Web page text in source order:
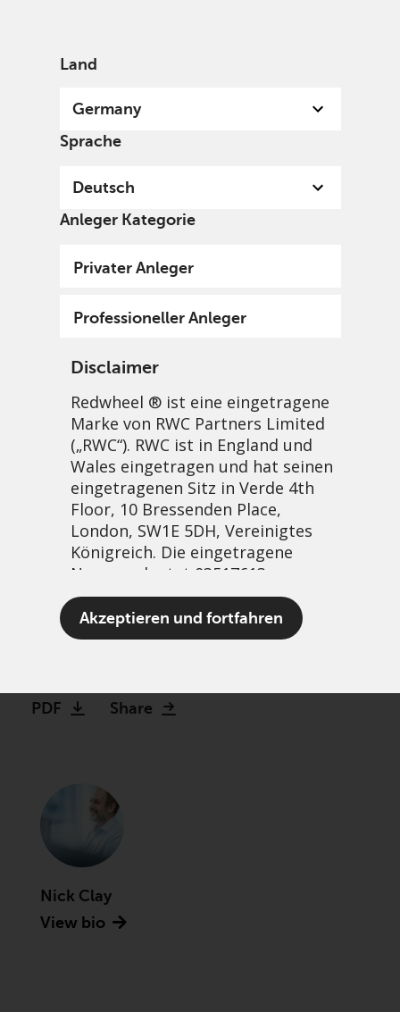
Land
Germany
Sprache
Deutsch
Anleger Kategorie
Privater Anleger
Professioneller Anleger
Disclaimer
Redwheel ® ist eine eingetragene
Marke von RWC Partners Limited
(„RWC“). RWC ist in England und
Wales eingetragen und hat seinen
eingetragenen Sitz in Verde 4th
Floor, 10 Bressenden Place,
London, SW1E 5DH, Vereinigtes
Königreich. Die eingetragene
Nummer lautet 03517613.
Marke Redwheel umfassen,
Authority und, im Fall von RWC
Asset Management LLP, von den
US Securities and Exchange
Commission zugelassen und
reguliert werden Exchange
Commission („SEC“); RWC Asset
Advisors (US) LLC, das bei der SEC
Akzeptieren und fortfahren
Investors humming to a
different tune
PDF Share
Nick Clay
View bio